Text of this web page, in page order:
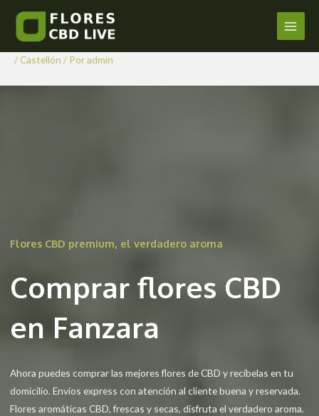
contenido
Main
Comprar Flores CBD en
Fanzara
/Castellón / Poradmin
Flores CBD premium, el verdadero aroma
Comprar flores CBD
en Fanzara
Ahora puedes comprar las mejores flores de CBD y recíbelas en tu
domicilio. Envíos express con atención al cliente buena y reservada.
Flores aromáticas CBD, frescas y secas, disfruta el verdadero aroma.